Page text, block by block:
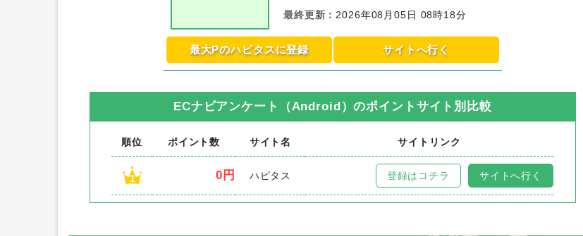
最終更新 ： 2026年08月05日 08時18分
最大Pのハピタスに登録 サイトへ行く
ECナビアンケート（Android）のポイントサイト別比較
順位 ポイント数 サイト名 サイトリンク
1 0円 ハピタス 登録はコチラ サイトへ行く